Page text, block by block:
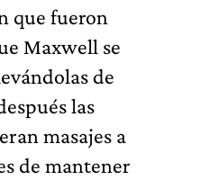
que fueron
Maxwell se
de
las
masajes a
de mantener